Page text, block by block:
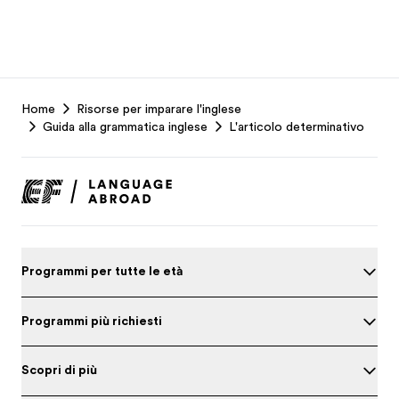
Footer
Home
Risorse per imparare l'inglese
Guida alla grammatica inglese
L'articolo determinativo
Programmi per tutte le età
Programmi più richiesti
Scopri di più